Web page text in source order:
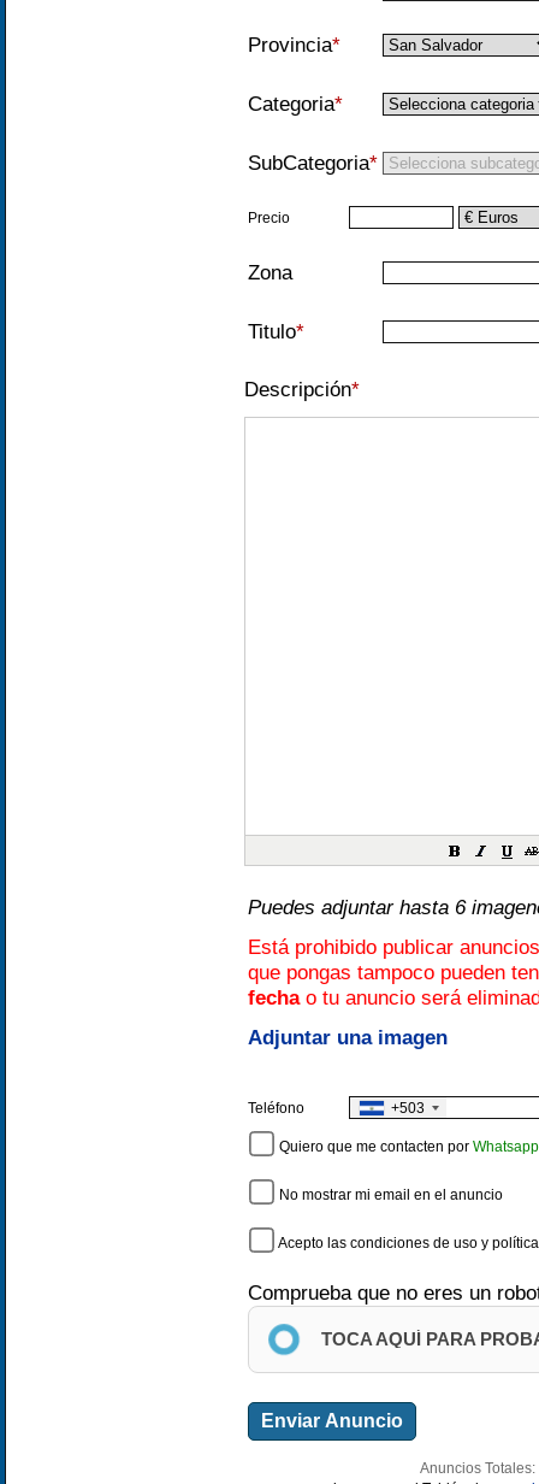
Provincia*
Categoria*
SubCategoria*
Precio
Zona
Titulo*
Descripción*
Puedes adjuntar hasta 6
Está prohibido publicar
que pongas tampoco pueden
fechao tu anuncio será
Adjuntar una imagen
Teléfono +503
Quiero que me contacten por Whatsapp
No mostrar mi email en el anuncio
Acepto las condiciones de uso y
Comprueba que no eres un
TOCA AQUÍ PARA
Anuncios Totales: